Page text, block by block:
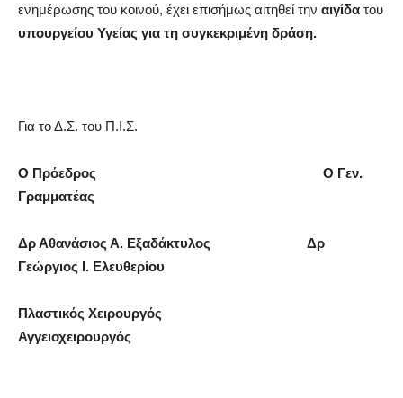
ενημέρωσης του κοινού, έχει επισήμως αιτηθεί την αιγίδα του
υπουργείου Υγείας για τη συγκεκριμένη δράση.
Για το Δ.Σ. του Π.Ι.Σ.
Ο Πρόεδρος Ο Γεν.
Γραμματέας
Δρ Αθανάσιος Α. Εξαδάκτυλος Δρ
Γεώργιος Ι. Ελευθερίου
Πλαστικός Χειρουργός
Αγγειοχειρουργός